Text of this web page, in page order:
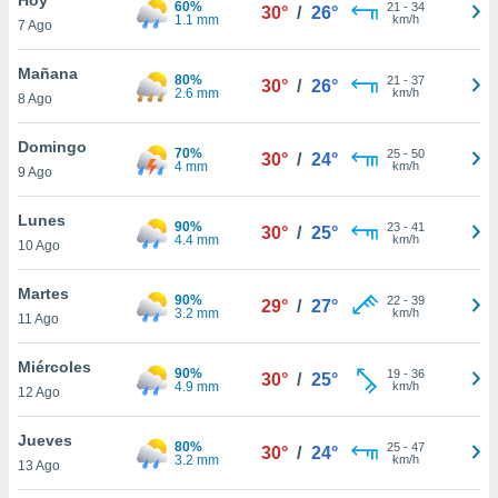
en
más
nuestra
de
cookies
aceptar
7 Ago
60%
1.1 mm
30° / 26° 21 - 34
km/h
Mañana
8 Ago
80%
2.6 mm
30° / 26° 21 - 37
km/h
Domingo
9 Ago
70%
4 mm
30° / 24° 25- 50
km/h
Lunes
10 Ago
90%
4.4 mm
30° / 25° 23- 41
km/h
Martes
11 Ago
90%
3.2 mm
29° / 27° 22- 39
km/h
Miércoles
12 Ago
90%
4.9 mm
30° / 25° 19- 36
km/h
Jueves
13 Ago
80%
3.2 mm
30° / 24° 25- 47
km/h